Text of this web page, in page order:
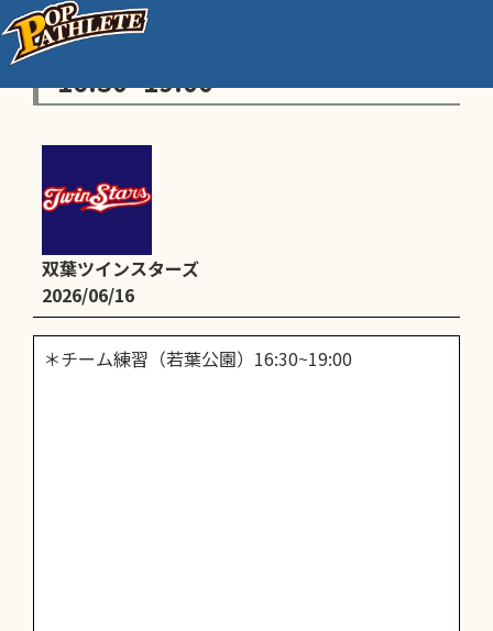
＊チーム練習（若葉公園）
16:30~19:00
双葉ツインスターズ
2026/06/16
＊チーム練習（若葉公園）16:30~19:00